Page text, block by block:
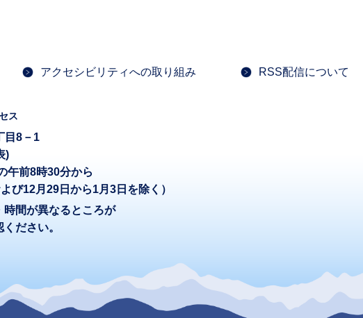
アクセシビリティへの取り組み RSS配信について
ス
目8－1
)
午前8時30分から
び12月29日から1月3日を除く）
間が異なるところが
ださい。